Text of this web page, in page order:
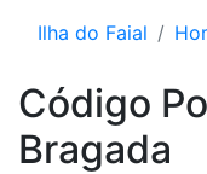
Ilha do Faial
Código
Bragada